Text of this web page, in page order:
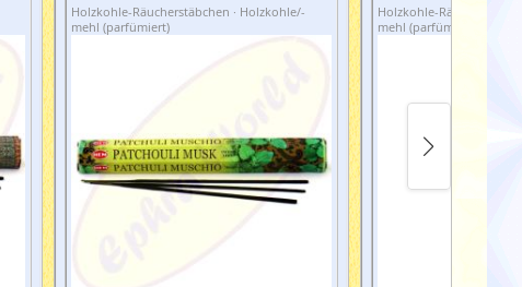
Holzkohle-Räucherstäbchen · Holzkohle/-
mehl (parfümiert)
Holzkohle-
mehl (parfümiert)